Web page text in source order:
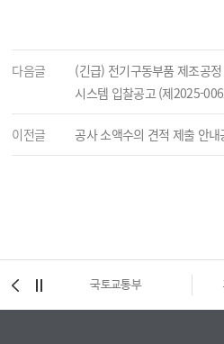
다음글
(긴급) 전기구동부품 제조공
시스템 입찰공고 (제2025-
이전글 공사 소액수의 견적 제출 안
과학기술정보통신부